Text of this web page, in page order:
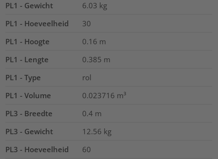
PL1 - Gewicht 6.03 kg
PL1 - Hoeveelheid
30
PL1 - Hoogte
0.16 m
PL1 - Lengte
0.385 m
PL1 - Type
rol
PL1 - Volume
0.023716 m³
PL3 - Breedte
0.4 m
PL3 - Gewicht
12.56 kg
PL3 - Hoeveelheid
60